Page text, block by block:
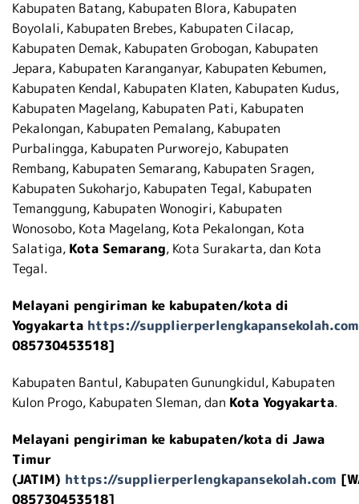
Kabupaten Batang, Kabupaten Blora, Kabupaten
Boyolali, Kabupaten Brebes, Kabupaten Cilacap,
Kabupaten Demak, Kabupaten Grobogan, Kabupaten
Jepara, Kabupaten Karanganyar, Kabupaten Kebumen,
Kabupaten Kendal, Kabupaten Klaten, Kabupaten Kudus,
Kabupaten Magelang, Kabupaten Pati, Kabupaten
Pekalongan, Kabupaten Pemalang, Kabupaten
Purbalingga, Kabupaten Purworejo, Kabupaten
Rembang, Kabupaten Semarang, Kabupaten Sragen,
Kabupaten Sukoharjo, Kabupaten Tegal, Kabupaten
Temanggung, Kabupaten Wonogiri, Kabupaten
Wonosobo, Kota Magelang, Kota Pekalongan, Kota
Salatiga, Kota Semarang, Kota Surakarta, dan Kota
Tegal.
Melayani pengiriman ke kabupaten/kota di
Yogyakarta https://supplierperlengkapansekolah.com
085730453518]
Kabupaten Bantul, Kabupaten Gunungkidul, Kabupaten
Kulon Progo, Kabupaten Sleman, dan Kota Yogyakarta.
Melayani pengiriman ke kabupaten/kota di Jawa
Timur
(JATIM) https://supplierperlengkapansekolah.com
085730453518]